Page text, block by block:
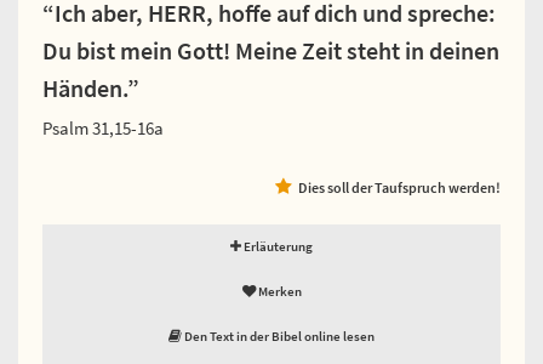
“Ich aber, HERR, hoffe auf dich und spreche:
Du bist mein Gott! Meine Zeit steht in deinen
Händen.”
Psalm 31,15-16a
Dies soll der Taufspruch werden!
Erläuterung
Merken
Den Text in der Bibel online lesen